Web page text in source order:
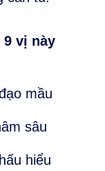
vị này
mầu
sâu
hiểu